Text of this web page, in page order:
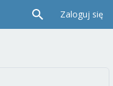
Zaloguj się